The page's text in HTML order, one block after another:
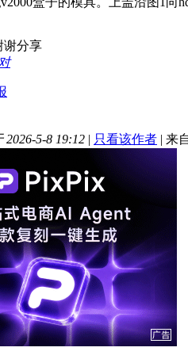
谢分享
2026-5-8 19:12 | 只看该作者 | 来